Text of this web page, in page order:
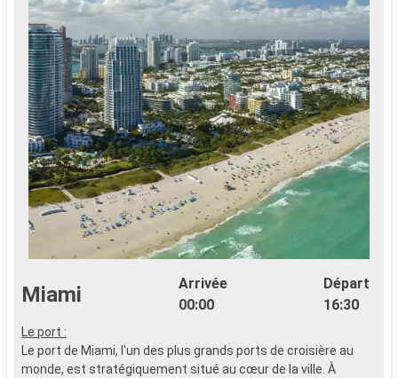
Miami
Arrivée
00:00
Départ
16:30
Le port :
Le port de Miami, l'un des plus grands ports de croisière au
monde, est stratégiquement situé au cœur de la ville. À